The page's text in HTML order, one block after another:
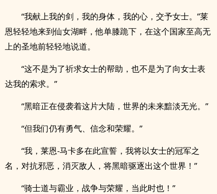
“我献上我的剑，我的身体，我的心，交予女士。”莱
恩轻轻地来到仙女湖畔，他单膝跪下，在这个国家至高无
上的圣地前轻轻地说道。
“这不是为了祈求女士的帮助，也不是为了向女士表
达我的索求。”
“黑暗正在侵袭着这片大陆，世界的未来黯淡无光。”
“但我们仍有勇气、信念和荣耀。”
“我，莱恩-马卡多在此宣誓，我将以女士的冠军之
名，对抗邪恶，消灭敌人，将黑暗驱逐出这个世界！”
“骑士道与霸业，战争与荣耀，当此时也！”